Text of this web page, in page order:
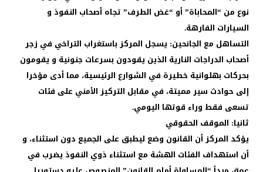
نوع من “المحاباة” أو “غض الطرف” تجاه أصحاب النفوذ و
السيارات الفارهة.
التساهل مع الجانحين: يسجل المركز باستغراب التراخي في زجر
أصحاب الدراجات النارية الذين يقودون بسرعات جنونية و يقومون
بحركات بهلوانية خطيرة في الشوارع الرئيسية، مما أدى مؤخرا
إلى حوادث سير مميتة، في مقابل التركيز الأمني على فئات
تسعى فقط وراء قوتها اليومي.
ثانيا: الموقف الحقوقي
يؤكد المركز أن القانون وضع ليطبق على الجميع دون استثناء، و
أن استهداف الفئات الهشة مع استثناء ذوي النفوذ يضرب في